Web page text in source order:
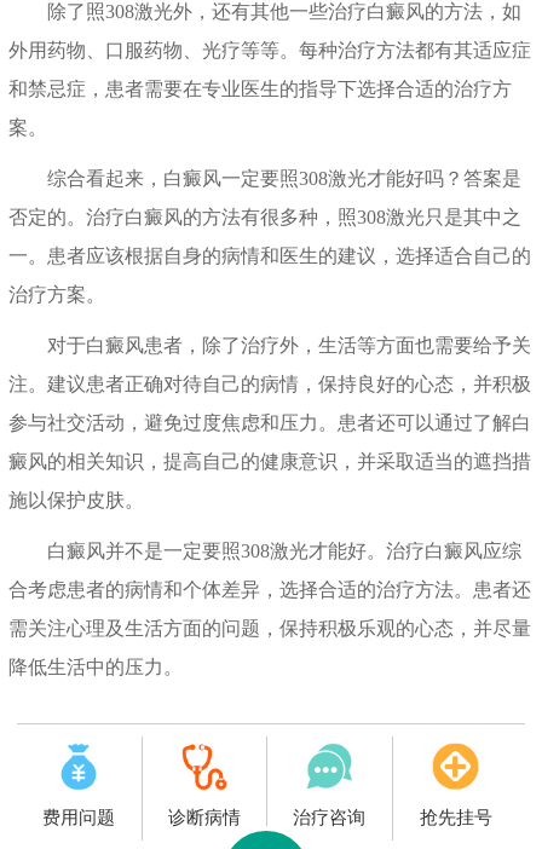
除了照308激光外，还有其他一些治疗白癜风的方法，如
外用药物、口服药物、光疗等等。每种治疗方法都有其适应症
和禁忌症，患者需要在专业医生的指导下选择合适的治疗方
案。
综合看起来，白癜风一定要照308激光才能好吗？答案是
否定的。治疗白癜风的方法有很多种，照308激光只是其中之
一。患者应该根据自身的病情和医生的建议，选择适合自己的
治疗方案。
对于白癜风患者，除了治疗外，生活等方面也需要给予关
注。建议患者正确对待自己的病情，保持良好的心态，并积极
参与社交活动，避免过度焦虑和压力。患者还可以通过了解白
癜风的相关知识，提高自己的健康意识，并采取适当的遮挡措
施以保护皮肤。
白癜风并不是一定要照308激光才能好。治疗白癜风应综
合考虑患者的病情和个体差异，选择合适的治疗方法。患者还
需关注心理及生活方面的问题，保持积极乐观的心态，并尽量
降低生活中的压力。
费用问题 诊断病情 治疗咨询 抢先挂号